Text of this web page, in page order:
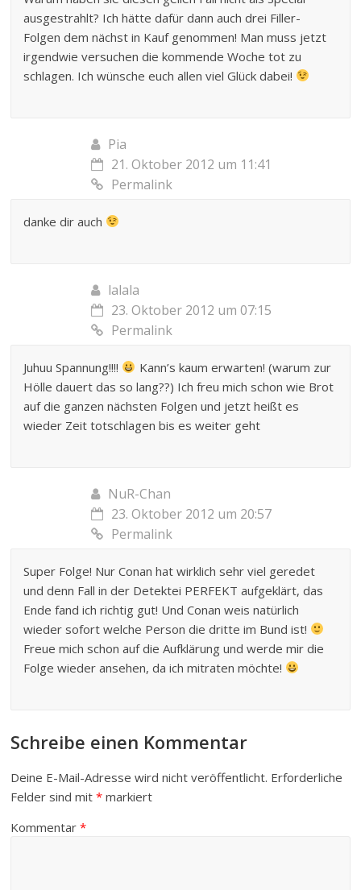
ausgestrahlt? Ich hätte dafür dann auch drei Filler-
Folgen dem nächst in Kauf genommen! Man muss jetzt
irgendwie versuchen die kommende Woche tot zu
schlagen. Ich wünsche euch allen viel Glück dabei!
Pia
21. Oktober 2012 um 11:41
Permalink
danke dir auch
lalala
23. Oktober 2012 um 07:15
Permalink
Juhuu Spannung!!!!
Kann’s kaum erwarten! (warum zur
Hölle dauert das so lang??) Ich freu mich schon wie Brot
auf die ganzen nächsten Folgen und jetzt heißt es
wieder Zeit totschlagen bis es weiter geht
NuR-Chan
23. Oktober 2012 um 20:57
Permalink
Super Folge! Nur Conan hat wirklich sehr viel geredet
und denn Fall in der Detektei PERFEKT aufgeklärt, das
Ende fand ich richtig gut! Und Conan weis natürlich
wieder sofort welche Person die dritte im Bund ist!
Freue mich schon auf die Aufklärung und werde mir die
Folge wieder ansehen, da ich mitraten möchte!
Schreibe einen Kommentar
Deine E-Mail-Adresse wird nicht veröffentlicht. Erforderliche
Felder sind mit* markiert
Kommentar*